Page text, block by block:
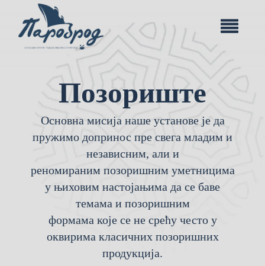
Позориште
Основна мисија наше установе је да
пружимо допринос пре свега младим и
независним, али и
реномираним позоришним уметницима
у њиховим настојањима да се баве
темама и позоришним
формама које се не срећу често у
оквирима класичних позоришних
продукција.